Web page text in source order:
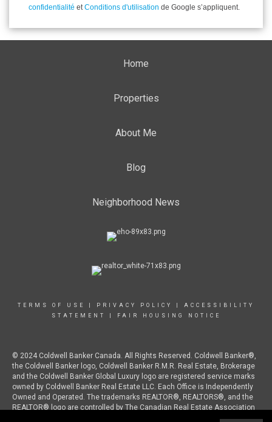
confidentialité etConditions d'utilisation de Google s’appliquent.
Home
Properties
About Me
Blog
Neighborhood News
TERMS OF USE PRIVACY POLICY
ACCESSIBILITY
STATEMENT
FAIR HOUSING NOTICE
© 2024 Coldwell Banker Canada. All Rights Reserved. Coldwell Banker®,
the Coldwell Banker logo, Coldwell Banker R.M.R. Real Estate, Brokerage
and the Coldwell Banker Global Luxury logo are registered service marks
owned by Coldwell Banker Real Estate LLC. Each Office is Independently
Owned and Operated. The trademarks REALTOR®, REALTORS®, and the
REALTOR® logo are controlled by The Canadian Real Estate Association
(CREA) and identify real estate professionals who are members of CREA.